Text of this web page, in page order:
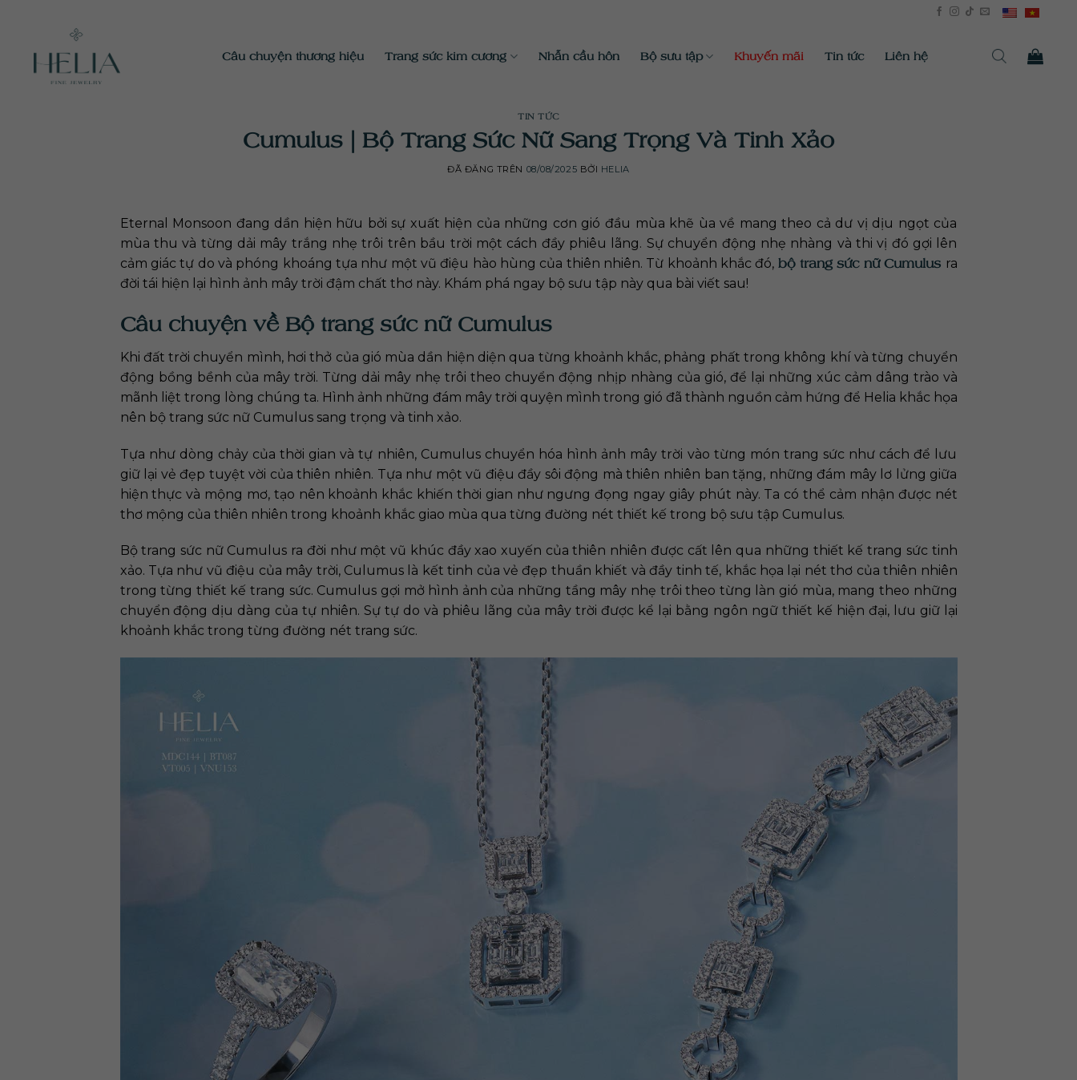
dung
Câu chuyện thương hiệu Trang sức kim cương Nhẫn cầu hôn Bộ sưu tập Khuyến mãi Tin tức Liên hệ
TIN TỨC
Cumulus | Bộ Trang Sức Nữ Sang Trọng Và Tinh Xảo
ĐÃ ĐĂNG TRÊN 08/08/2025 BỞI HELIA
Eternal Monsoon đang dần hiện hữu bởi sự xuất hiện của những cơn gió đầu mùa khẽ ùa về mang theo cả dư vị dịu ngọt của
mùa thu và từng dải mây trắng nhẹ trôi trên bầu trời một cách đầy phiêu lãng. Sự chuyển động nhẹ nhàng và thi vị đó gợi lên
cảm giác tự do và phóng khoáng tựa như một vũ điệu hào hùng của thiên nhiên. Từ khoảnh khắc đó, bộ trang sức nữ Cumulus ra
đời tái hiện lại hình ảnh mây trời đậm chất thơ này. Khám phá ngay bộ sưu tập này qua bài viết sau!
Câu chuyện về Bộ trang sức nữ Cumulus
Khi đất trời chuyển mình, hơi thở của gió mùa dần hiện diện qua từng khoảnh khắc, phảng phất trong không khí và từng chuyển
động bồng bềnh của mây trời. Từng dải mây nhẹ trôi theo chuyển động nhịp nhàng của gió, để lại những xúc cảm dâng trào và
mãnh liệt trong lòng chúng ta. Hình ảnh những đám mây trời quyện mình trong gió đã thành nguồn cảm hứng để Helia khắc họa
nên bộ trang sức nữ Cumulus sang trọng và tinh xảo.
Tựa như dòng chảy của thời gian và tự nhiên, Cumulus chuyển hóa hình ảnh mây trời vào từng món trang sức như cách để lưu
giữ lại vẻ đẹp tuyệt vời của thiên nhiên. Tựa như một vũ điệu đầy sôi động mà thiên nhiên ban tặng, những đám mây lơ lửng giữa
hiện thực và mộng mơ, tạo nên khoảnh khắc khiến thời gian như ngưng đọng ngay giây phút này. Ta có thể cảm nhận được nét
thơ mộng của thiên nhiên trong khoảnh khắc giao mùa qua từng đường nét thiết kế trong bộ sưu tập Cumulus.
Bộ trang sức nữ Cumulus ra đời như một vũ khúc đầy xao xuyến của thiên nhiên được cất lên qua những thiết kế trang sức tinh
xảo. Tựa như vũ điệu của mây trời, Culumus là kết tinh của vẻ đẹp thuần khiết và đầy tinh tế, khắc họa lại nét thơ của thiên nhiên
trong từng thiết kế trang sức. Cumulus gợi mở hình ảnh của những tầng mây nhẹ trôi theo từng làn gió mùa, mang theo những
chuyển động dịu dàng của tự nhiên. Sự tự do và phiêu lãng của mây trời được kể lại bằng ngôn ngữ thiết kế hiện đại, lưu giữ lại
khoảnh khắc trong từng đường nét trang sức.